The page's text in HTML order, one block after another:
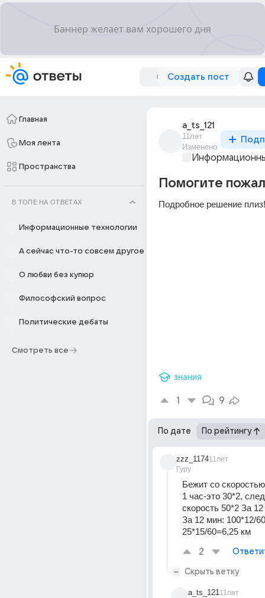
Создать пост
Главная
Моя лента
Пространства
В ТОПЕ НА ОТВЕТАХ
Информационные технологии
А сейчас что-то совсем другое
О любви без купюр
Философский вопрос
Политические дебаты
Смотреть все
a_ts_121
11лет
Изменено
Помогите
Подробное решение плиз!
знания
1 9
По дате По рейтингу
zzz_1174
Гуру
11лет
Бежит со
1 час-это 30*2,
скорость 50*2 За
За 12 мин: 100*12/
25*15/60=6,25 км
2
Скрыть ветку
a_ts_12111лет